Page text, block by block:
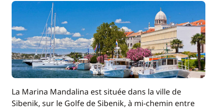
La Marina Mandalina est située dans la ville de
Sibenik, sur le Golfe de Sibenik, à mi-chemin entre